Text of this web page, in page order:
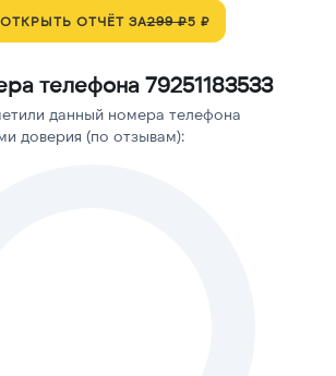
ОТКРЫТЬ ОТЧЁТ ЗА299 ₽5 ₽
телефона 79251183533
данный номера телефона
доверия (по отзывам):